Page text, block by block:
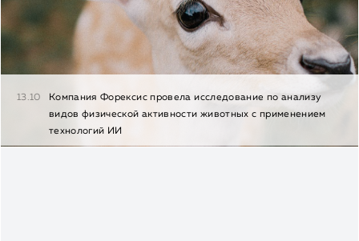
13.10
Компания Форексис провела исследование по анализу
видов физической активности животных с применением
технологий ИИ